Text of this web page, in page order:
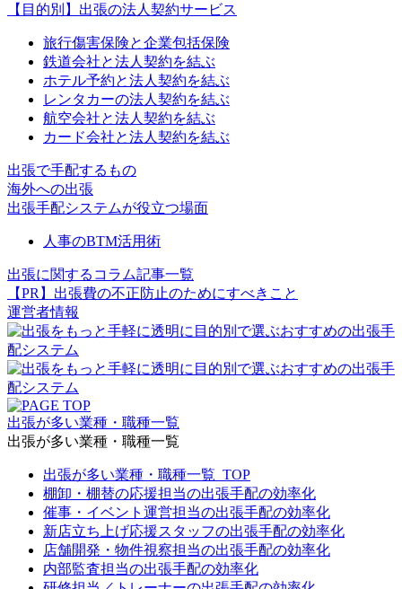
【目的別】出張の法人契約サービス
旅行傷害保険と企業包括保険
鉄道会社と法人契約を結ぶ
ホテル予約と法人契約を結ぶ
レンタカーの法人契約を結ぶ
航空会社と法人契約を結ぶ
カード会社と法人契約を結ぶ
出張で手配するもの
海外への出張
出張手配システムが役立つ場面
人事のBTM活用術
出張に関するコラム記事一覧
【PR】出張費の不正防止のためにすべきこと
運営者情報
出張が多い業種・職種一覧
出張が多い業種・職種一覧
出張が多い業種・職種一覧_TOP
棚卸・棚替の応援担当の出張手配の効率化
催事・イベント運営担当の出張手配の効率化
新店立ち上げ応援スタッフの出張手配の効率化
店舗開発・物件視察担当の出張手配の効率化
内部監査担当の出張手配の効率化